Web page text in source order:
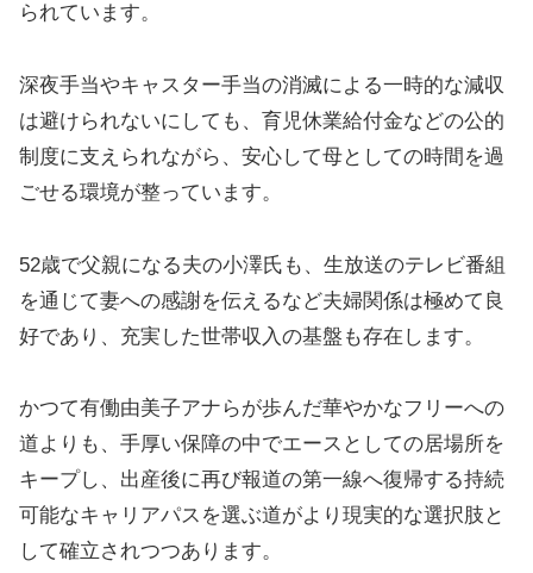
られています。
深夜手当やキャスター手当の消滅による一時的な減収
は避けられないにしても、育児休業給付金などの公的
制度に支えられながら、安心して母としての時間を過
ごせる環境が整っています。
52歳で父親になる夫の小澤氏も、生放送のテレビ番組
を通じて妻への感謝を伝えるなど夫婦関係は極めて良
好であり、充実した世帯収入の基盤も存在します。
かつて有働由美子アナらが歩んだ華やかなフリーへの
道よりも、手厚い保障の中でエースとしての居場所を
キープし、出産後に再び報道の第一線へ復帰する持続
可能なキャリアパスを選ぶ道がより現実的な選択肢と
して確立されつつあります。